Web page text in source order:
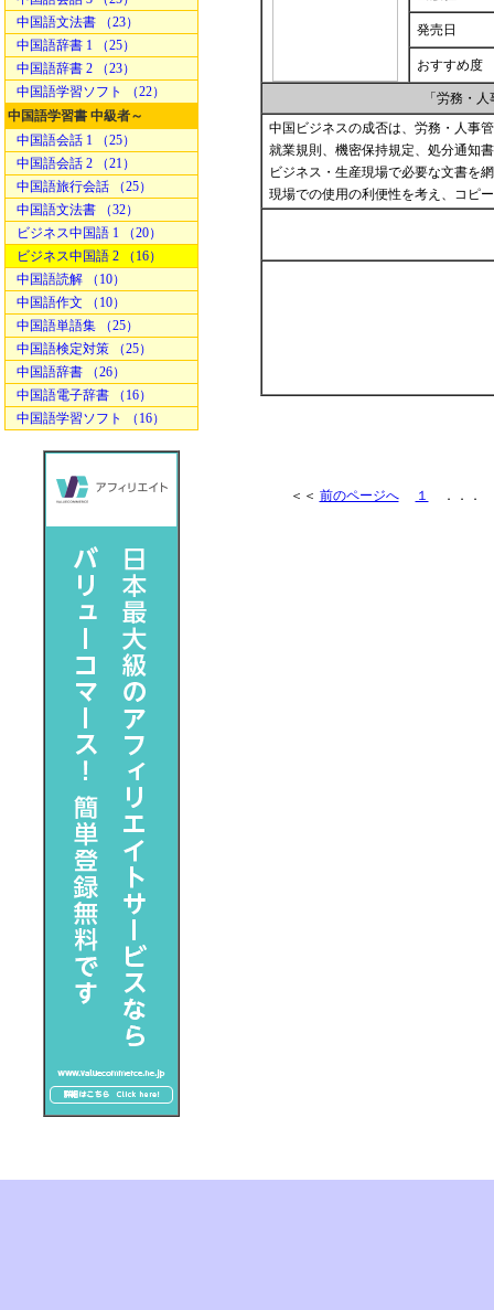
中国語文法書 （23）
中国語辞書 1 （25）
中国語辞書 2 （23）
中国語学習ソフト （22）
中国語学習書 中級者～
中国語会話 1 （25）
中国語会話 2 （21）
中国語旅行会話 （25）
中国語文法書 （32）
ビジネス中国語 1 （20）
ビジネス中国語 2 （16）
中国語読解 （10）
中国語作文 （10）
中国語単語集 （25）
中国語検定対策 （25）
中国語辞書 （26）
中国語電子辞書 （16）
中国語学習ソフト （16）
発売日
おすすめ度
「労務・
中国ビジネスの成否は、労務・人事
就業規則、機密保持規定、処分通知
ビジネス・生産現場で必要な文書を
現場での使用の利便性を考え、コピ
＜＜ 前のページへ １ ．．．